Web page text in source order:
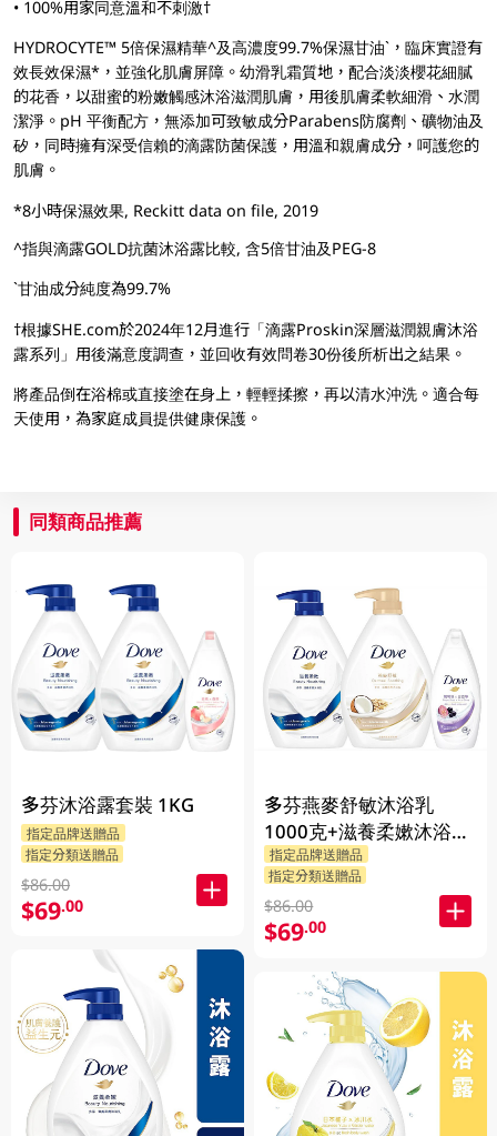
• 100%用家同意溫和不刺激†
HYDROCYTE™ 5倍保濕精華^及高濃度99.7%保濕甘油`，臨床實證有
效長效保濕*，並強化肌膚屏障。幼滑乳霜質地，配合淡淡櫻花細膩
的花香，以甜蜜的粉嫩觸感沐浴滋潤肌膚，用後肌膚柔軟細滑、水潤
潔淨。pH 平衡配方，無添加可致敏成分Parabens防腐劑、礦物油及
矽，同時擁有深受信賴的滴露防菌保護，用溫和親膚成分，呵護您的
肌膚。
*8小時保濕效果, Reckitt data on file, 2019
^指與滴露GOLD抗菌沐浴露比較, 含5倍甘油及PEG-8
`甘油成分純度為99.7%
†根據SHE.com於2024年12月進行「滴露Proskin深層滋潤親膚沐浴
露系列」用後滿意度調查，並回收有效問卷30份後所析出之結果。
將產品倒在浴棉或直接塗在身上，輕輕揉擦，再以清水沖洗。適合每
天使用，為家庭成員提供健康保護。
同類商品推薦
多芬沐浴露套裝 1KG
指定品牌送贈品
指定分類送贈品
$86.00
$69.00
多芬燕麥舒敏沐浴乳
1000克+滋養柔嫰沐浴乳
1000克+Dove沐浴乳200
克 (隨機發送) 1PK
指定品牌送贈品
指定分類送贈品
$86.00
$69.00